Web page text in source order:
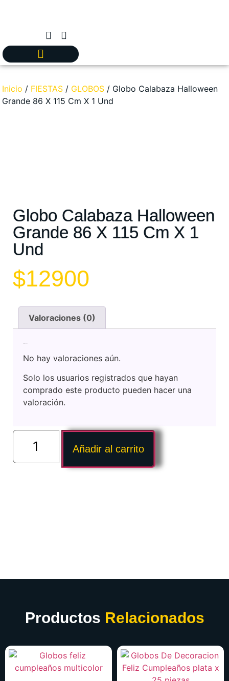
Inicio / FIESTAS / GLOBOS / Globo Calabaza Halloween
Grande 86 X 115 Cm X 1 Und
Globo Calabaza Halloween
Grande 86 X 115 Cm X 1
Und
$12900
Valoraciones (0)
No hay valoraciones aún.
Solo los usuarios registrados que hayan
comprado este producto pueden hacer una
valoración.
Añadir al carrito
Productos Relacionados